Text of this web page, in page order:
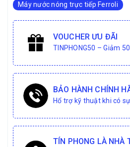
Máy nước nóng trực tiếp Ferroli
VOUCHER ƯU ĐÃI
TINPHONG50 – Giảm
BẢO HÀNH CHÍNH
Hổ trợ kỹ thuật khi có
TÍN PHONG LÀ NHÀ